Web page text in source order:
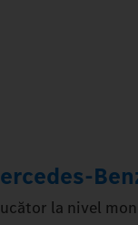
la nivel